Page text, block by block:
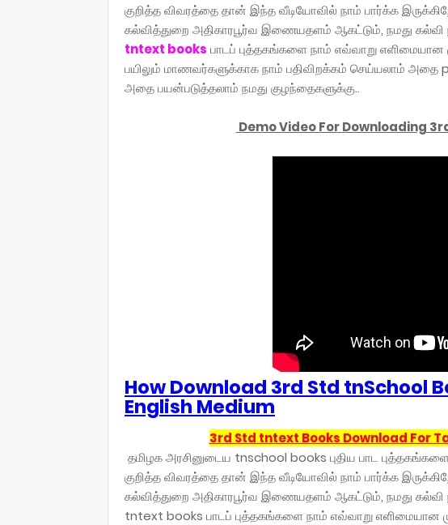
குறித்த விவரத்தை தான் இந்த வீடியோவில் நாம் பார்க்க
கல்வித்துறை அதிகாரபூர்வ இணையதளம் ஆகட்டும், நமது
tntext books பாடப் புத்தகங்களை நாம் எவ்வாறு எளிமையான
பயிலும் மாணவர்களுக்காக நாம் பதிவிறக்கம் செய்யலாம் அதை
அதை பயன்படுத்தலாம் நமது குழந்தைகளுக்கு..
Demo Video For Downloading
How Download 3rd Std tnSchool
English Medium
3rd Std tntext Books Download For
தமிழக அரசினுடைய tnschool books புதிய பாட
குறித்த விவரத்தை தான் இந்த வீடியோவில் நாம் பார்க்க
கல்வித்துறை அதிகாரபூர்வ இணையதளம் ஆகட்டும், நமது
tntext books பாடப் புத்தகங்களை நாம் எவ்வாறு எளிமையான